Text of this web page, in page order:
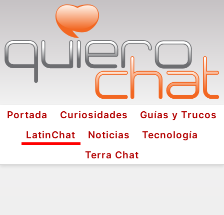
Portada Curiosidades
Guías y Trucos
LatinChat
Noticias
Tecnología
Terra Chat